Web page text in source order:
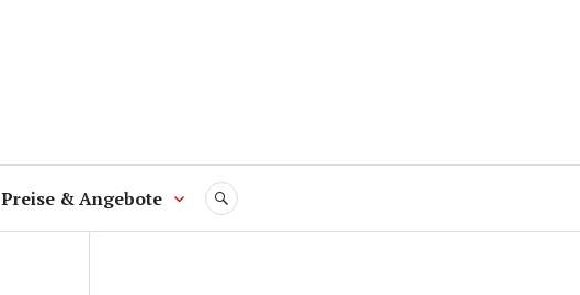
Preise & Angebote SUCHE